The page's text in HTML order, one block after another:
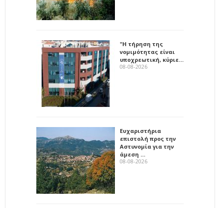
"Η τήρηση της
νομιμότητας είναι
υποχρεωτική, κύριε…
08-08-2026
Ευχαριστήρια
επιστολή προς την
Αστυνομία για την
άμεση …
08-08-2026